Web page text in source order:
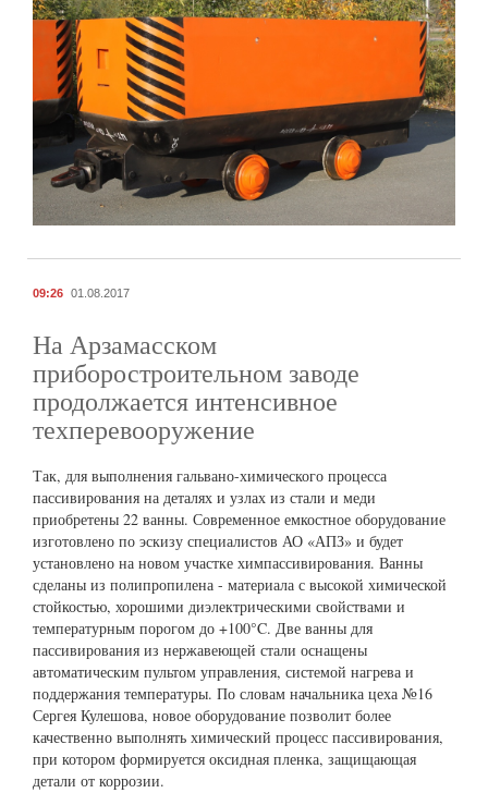
09:26 01.08.2017
На Арзамасском
приборостроительном заводе
продолжается интенсивное
техперевооружение
Так, для выполнения гальвано-химического процесса
пассивирования на деталях и узлах из стали и меди
приобретены 22 ванны. Современное емкостное оборудование
изготовлено по эскизу специалистов АО «АПЗ» и будет
установлено на новом участке химпассивирования. Ванны
сделаны из полипропилена - материала с высокой химической
стойкостью, хорошими диэлектрическими свойствами и
температурным порогом до +100°C. Две ванны для
пассивирования из нержавеющей стали оснащены
автоматическим пультом управления, системой нагрева и
поддержания температуры. По словам начальника цеха №16
Сергея Кулешова, новое оборудование позволит более
качественно выполнять химический процесс пассивирования,
при котором формируется оксидная пленка, защищающая
детали от коррозии.